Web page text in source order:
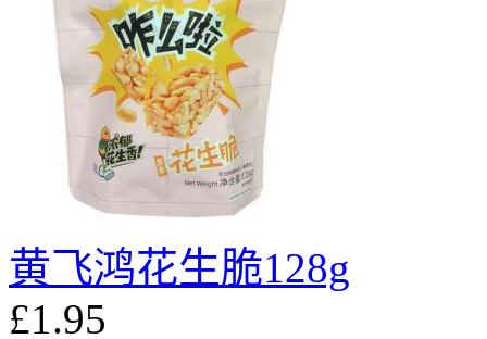
黄飞鸿花生脆128g
£1.95